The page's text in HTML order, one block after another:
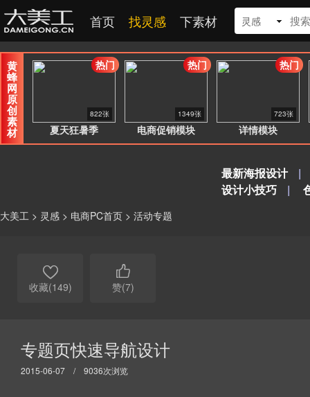
首页 找灵感 下素材 灵感
黄
蜂
网
原
创
素
材 夏天狂暑季
822张
热门
电商促销模块
1349张
热门
详情模块
723张
热门
最新海报设计
|
设计小技巧
|
大美工 > 灵感 > 电商PC首页 > 活动专题

收藏(149)

赞(7)
专题页快速导航设计
2015-06-07 / 9036次浏览